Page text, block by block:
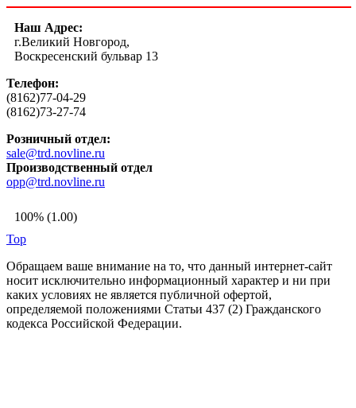
Наш Адрес:
г.Великий Новгород,
Воскресенский бульвар 13
Телефон:
(8162)77-04-29
(8162)73-27-74
Розничный отдел:
sale@trd.novline.ru
Производственный отдел
opp@trd.novline.ru
100% (1.00)
Top
Обращаем ваше внимание на то, что данный интернет-сайт
носит исключительно информационный характер и ни при
каких условиях не является публичной офертой,
определяемой положениями Статьи 437 (2) Гражданского
кодекса Российской Федерации.